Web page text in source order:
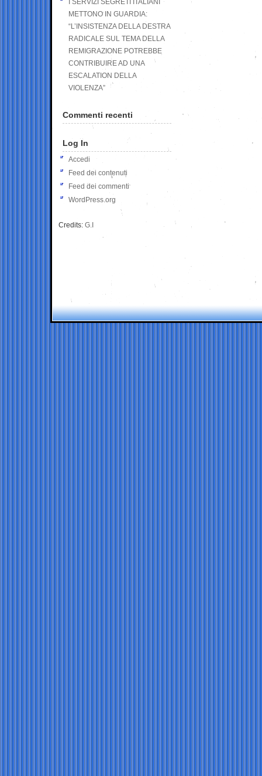
I SERVIZI SEGRETI ITALIANI
METTONO IN GUARDIA:
“L’INSISTENZA DELLA DESTRA
RADICALE SUL TEMA DELLA
REMIGRAZIONE POTREBBE
CONTRIBUIRE AD UNA
ESCALATION DELLA
VIOLENZA”
Commenti recenti
Log In
Accedi
Feed dei contenuti
Feed dei commenti
WordPress.org
Credits: G.I